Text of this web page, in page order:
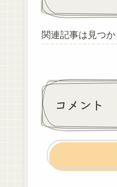
関連記事は見つか
コメント